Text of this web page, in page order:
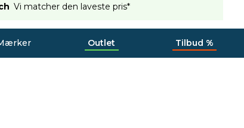
Vi matcher den laveste pris*
Outlet Tilbud %